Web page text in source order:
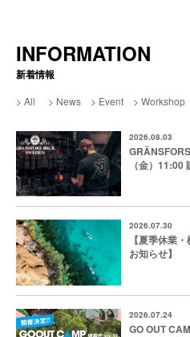
INFORMATION
新着情報
All News Event Workshop
2026.08.03
（金）11:00
2026.07.30
【夏季休業
お知らせ】
2026.07.24
GO OUT